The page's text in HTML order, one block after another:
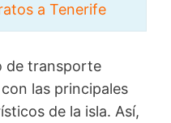
a Tenerife
de transporte
las principales
de la isla. Así,